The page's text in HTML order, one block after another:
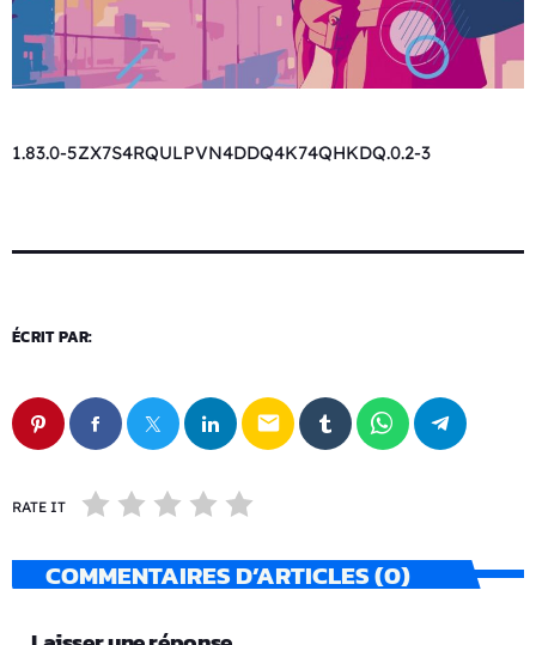
1.83.0-5ZX7S4RQULPVN4DDQ4K74QHKDQ.0.2-3
ÉCRIT PAR:
email
RATE IT
COMMENTAIRES D’ARTICLES (0)